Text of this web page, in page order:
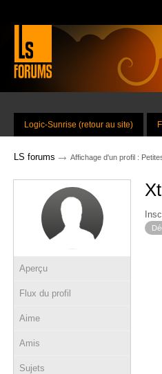
Logic-Sunrise (retour au site)
LS forums → Affichage d'un profil :
Aperçu
Flux du profil
Aime
Amis
Sujets